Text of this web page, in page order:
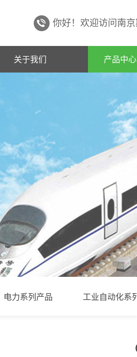
你好！欢迎访问南
关于我们 产品中心
电力系列产品 工业自动化系